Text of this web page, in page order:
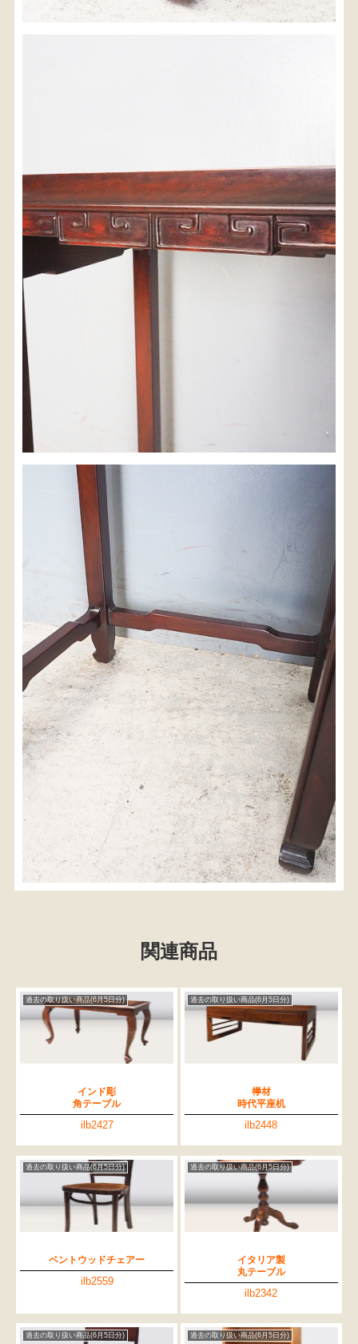
関連商品
過去の取り扱い商品(6月5日分)
インド彫
角テーブル
ilb2427
過去の取り扱い商品(6月5日分)
﨔材
時代平座机
ilb2448
過去の取り扱い商品(6月5日分)
ベントウッドチェアー
ilb2559
過去の取り扱い商品(6月5日分)
イタリア製
丸テーブル
ilb2342
過去の取り扱い商品(6月5日分) 過去の取り扱い商品(6月5日分)